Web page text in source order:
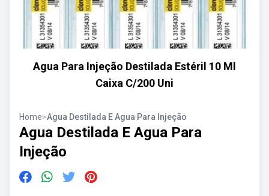
Agua Para Injeção Destilada Estéril 10 Ml
Caixa C/200 Uni
Home>Agua Destilada E Agua Para Injeção
Agua Destilada E Agua Para
Injeção